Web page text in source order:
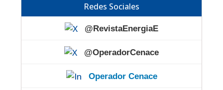
Redes Sociales
@RevistaEnergiaE
@OperadorCenace
Operador Cenace